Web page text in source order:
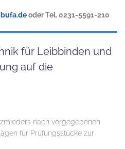
oder Tel. 0231-5591-210
für Leibbinden und
auf die
nach vorgegebenen
für Prüfungsstücke zur